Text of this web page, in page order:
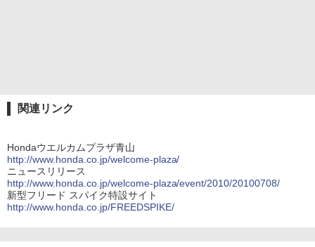
関連リンク
Hondaウエルカムプラザ青山
http://www.honda.co.jp/welcome-plaza/
ニュースリリース
http://www.honda.co.jp/welcome-plaza/event/2010/20100708/
新型フリード スパイク特設サイト
http://www.honda.co.jp/FREEDSPIKE/